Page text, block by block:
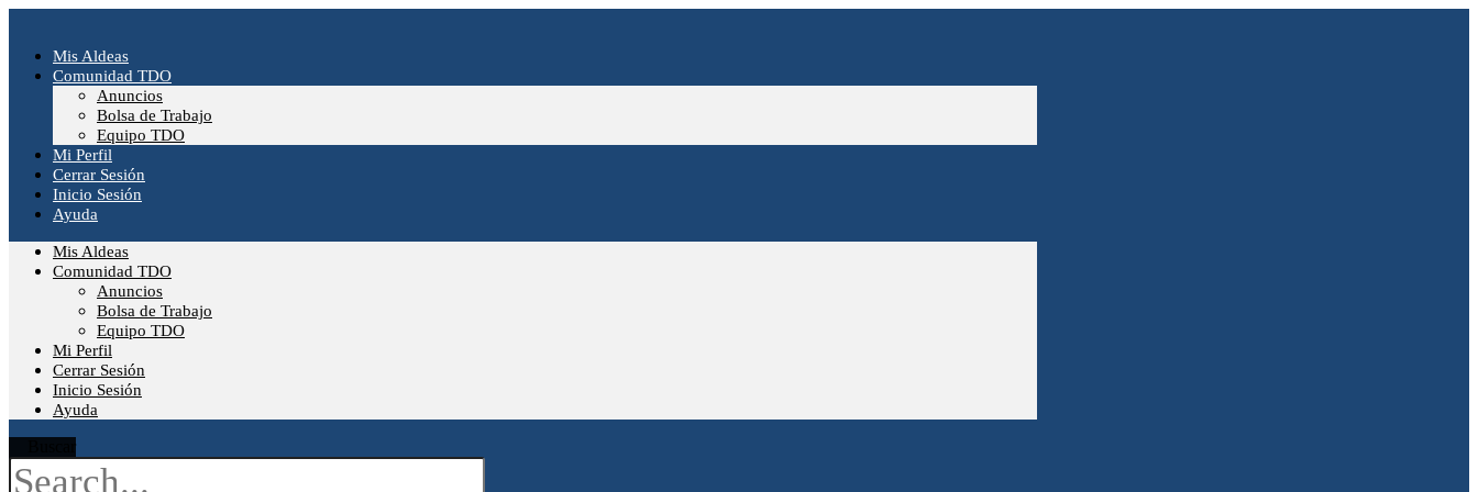
contenidoMis Aldeas
Comunidad TDO
Anuncios
Bolsa de Trabajo
Equipo TDO
Mi Perfil
Cerrar Sesión
Inicio Sesión
Ayuda
Mis Aldeas
Comunidad TDO
Anuncios
Bolsa de Trabajo
Equipo TDO
Mi Perfil
Cerrar Sesión
Inicio Sesión
Ayuda